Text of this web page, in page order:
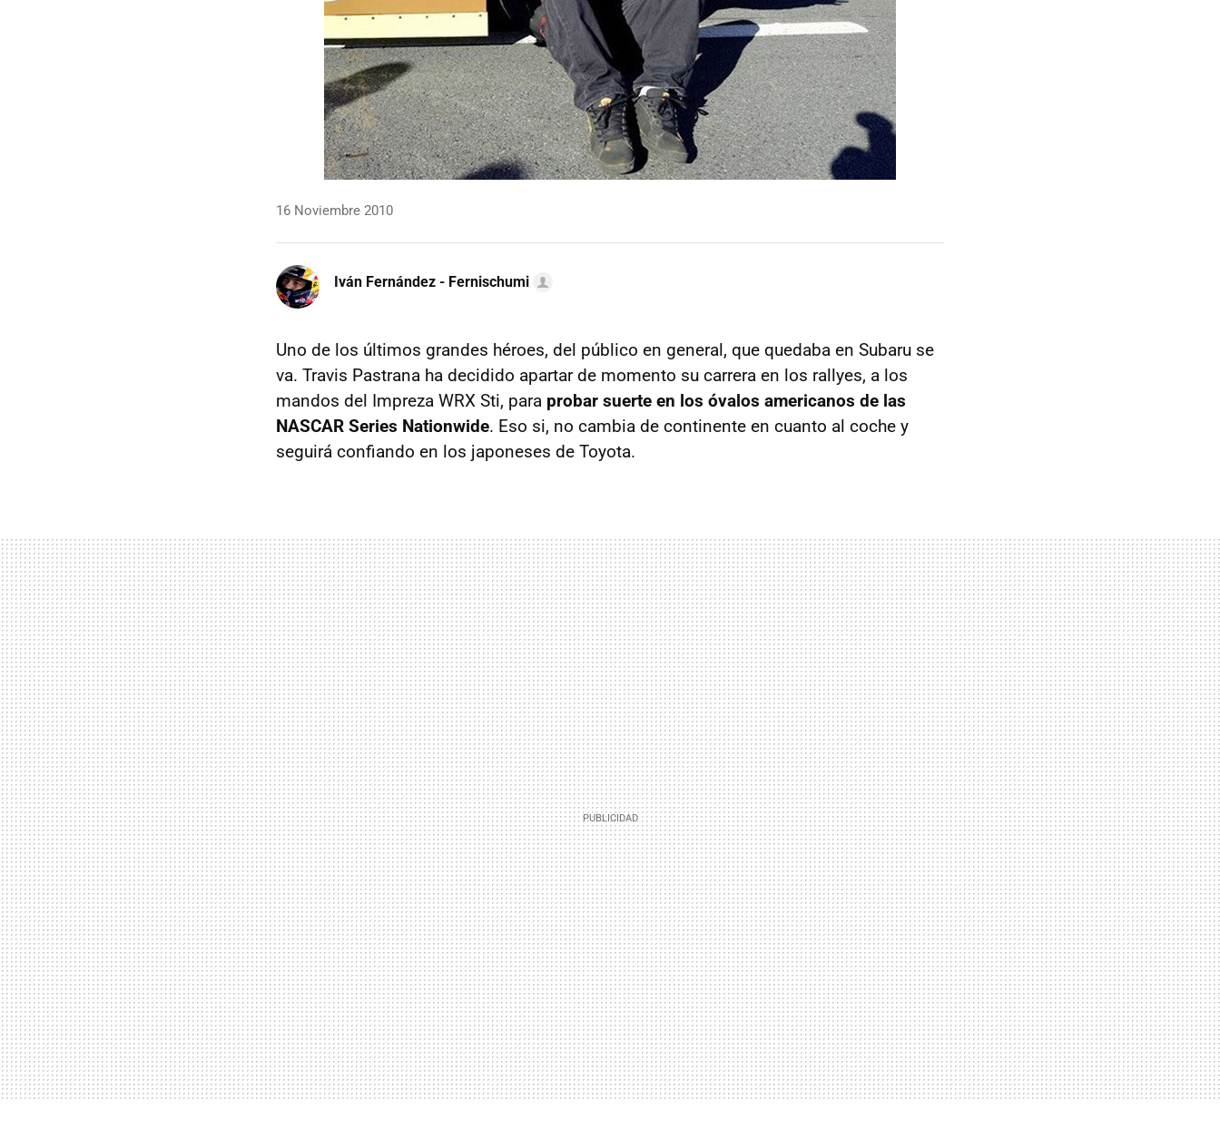
16 Noviembre 2010
Iván Fernández - Fernischumi
Uno de los últimos grandes héroes, del público en general, que quedaba en Subaru se
va. Travis Pastrana ha decidido apartar de momento su carrera en los rallyes, a los
mandos del Impreza WRX Sti, para probar suerte en los óvalos americanos de las
NASCAR Series Nationwide. Eso si, no cambia de continente en cuanto al coche y
seguirá confiando en los japoneses de Toyota.